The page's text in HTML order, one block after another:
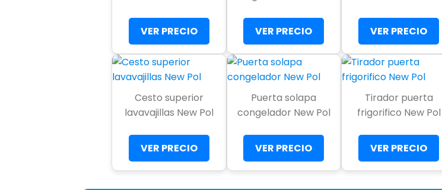
VER PRECIO VER PRECIO VER PRECIO
Cesto superior
lavavajillas New Pol
VER PRECIO
Puerta solapa
congelador New Pol
VER PRECIO
Tirador puerta
frigorifico New Pol
VER PRECIO